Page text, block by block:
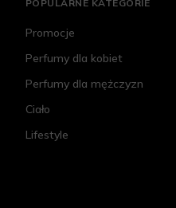
POPULARNE KATEGORIE
Promocje
Perfumy dla kobiet
Perfumy dla mężczyzn
Ciało
Lifestyle